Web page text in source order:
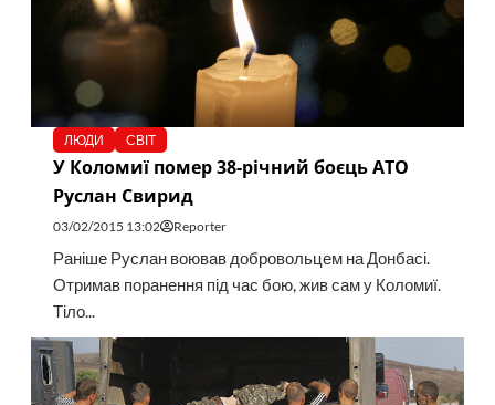
ЛЮДИ СВІТ
У Коломиї помер 38-річний боєць АТО
Руслан Свирид
03/02/2015 13:02 Reporter
Раніше Руслан воював добровольцем на Донбасі.
Отримав поранення під час бою, жив сам у Коломиї.
Тіло...